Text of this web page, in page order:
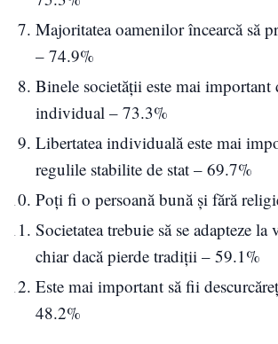
Majoritatea oamenilor încearcă să
– 74.9%
Binele societății este mai important
individual – 73.3%
Libertatea individuală este mai
regulile stabilite de stat – 69.7%
Poți fi o persoană bună și fără
Societatea trebuie să se adapteze
chiar dacă pierde tradiții – 59.1%
Este mai important să fii
48.2%